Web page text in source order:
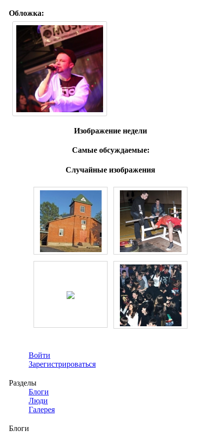
Обложка:
Изображение недели
Самые обсуждаемые:
Случайные изображения
Войти
Зарегистрироваться
Разделы
Блоги
Люди
Галерея
Блоги